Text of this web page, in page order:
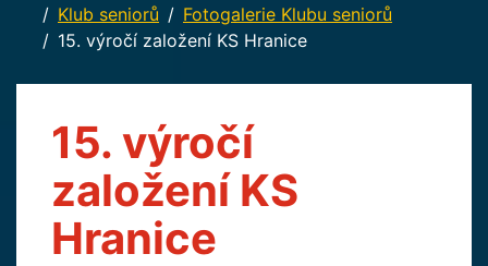
Klub seniorů
Fotogalerie Klubu seniorů
15. výročí založení KS Hranice
15. výročí
založení KS
Hranice